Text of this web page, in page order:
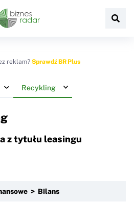
reklam? Sprawdź BR Plus
Recykling
z tytułu leasingu
> Bilans